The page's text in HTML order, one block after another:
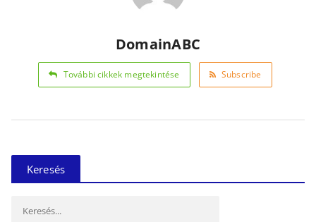
DomainABC
További cikkek megtekintése Subscribe
Keresés